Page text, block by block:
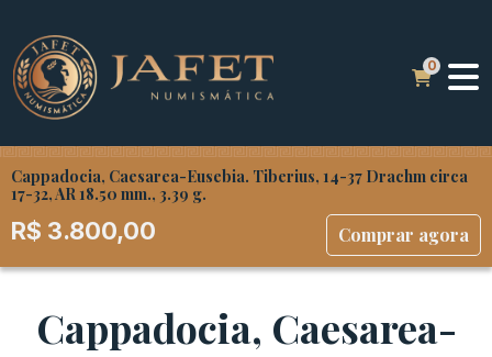
Cappadocia, Caesarea-Eusebia. Tiberius, 14-37 Drachm circa
17-32, AR 18.50 mm., 3.39 g.
R$ 3.800,00 Comprar agora
Cappadocia, Caesarea-